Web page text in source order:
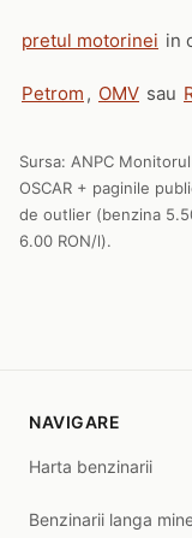
pretul motorinei in
Petrom , OMV sau
Sursa: ANPC
OSCAR + paginile
de outlier (benzina
6.00 RON/l).
NAVIGARE
Harta benzinarii
Benzinarii langa